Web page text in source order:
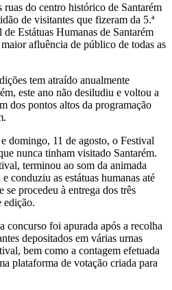
do centro histórico de Santarém
de visitantes que fizeram da 5.ª
Estátuas Humanas de Santarém
afluência de público de todas as
tem atraído anualmente
este ano não desiludiu e voltou a
dos pontos altos da programação
domingo, 11 de agosto, o Festival
nunca tinham visitado Santarém.
terminou ao som da animada
conduziu as estátuas humanas até
procedeu à entrega dos três
edição.
concurso foi apurada após a recolha
depositados em várias urnas
bem como a contagem efetuada
plataforma de votação criada para